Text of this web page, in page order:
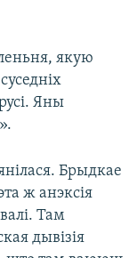
якую
Яны
Брыдкае
ж анэксія
Там
дывізія